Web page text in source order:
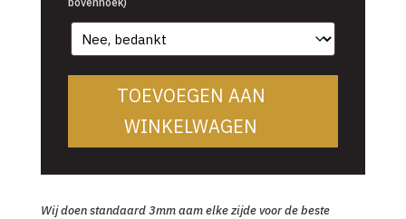
TOEVOEGEN AAN
WINKELWAGEN
Wij doen standaard 3mm aam elke zijde voor de beste